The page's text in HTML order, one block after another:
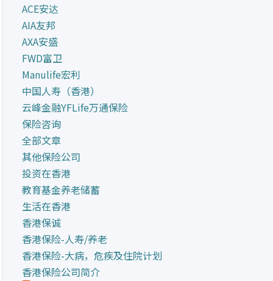
ACE安达
AIA友邦
AXA安盛
FWD富卫
Manulife宏利
中国人寿（香港）
云峰金融YFLife万通保险
保险咨询
全部文章
其他保险公司
投资在香港
教育基金养老储蓄
生活在香港
香港保诚
香港保险-人寿/养老
香港保险-大病，危疾及住院计划
香港保险公司简介